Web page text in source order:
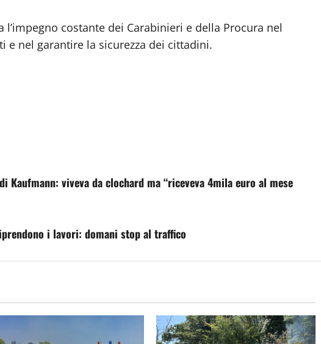
l’impegno costante dei Carabinieri e della Procura nel
e nel garantire la sicurezza dei cittadini.
viveva da clochard ma “riceveva 4mila euro al mese
i lavori: domani stop al traffico